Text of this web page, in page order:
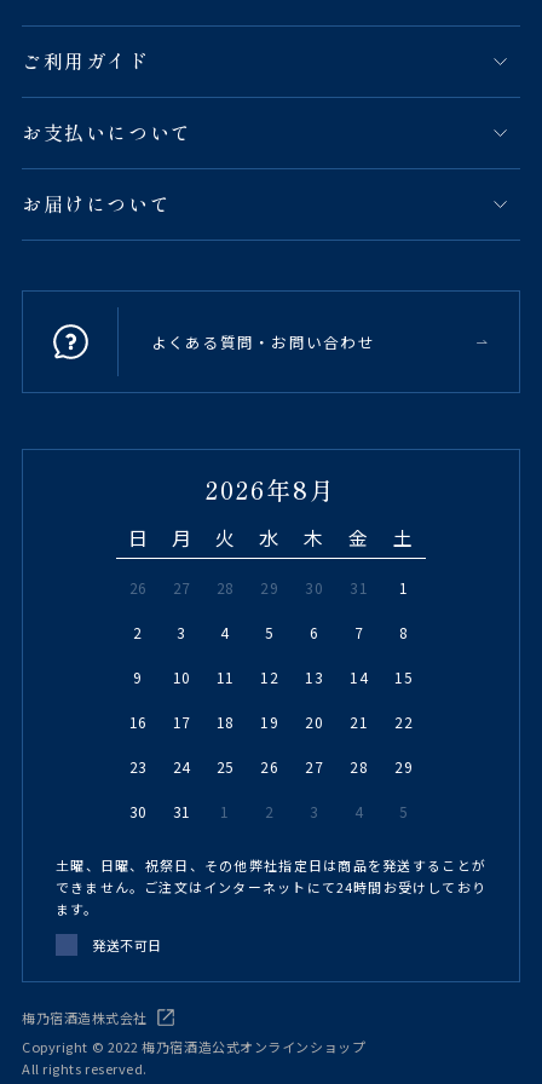
ご利用ガイド
お支払いについて
お届けについて
よくある質問・お問い合わせ
2026年8月
日 月 火 水 木 金 土
26 27 28 29 30 31 1
2 3 4 5 6 7 8
9 10 11 12 13 14 15
16 17 18 19 20 21 22
23 24 25 26 27 28 29
30 31 1 2 3 4 5
土曜、日曜、祝祭日、その他弊社指定日は商品を発送することが
できません。ご注文はインターネットにて24時間お受けしており
ます。
発送不可日
梅乃宿酒造株式会社
Copyright © 2022 梅乃宿酒造公式オンラインショップ
All rights reserved.